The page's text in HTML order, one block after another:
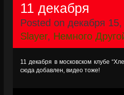
11 декабря
Posted on декабря
Slayer, Немного
11 декабря в московском клубе
сюда добавлен, видео тоже!